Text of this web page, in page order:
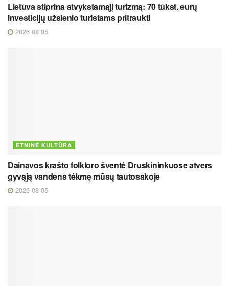
Lietuva stiprina atvykstamąjį turizmą: 70 tūkst. eurų
investicijų užsienio turistams pritraukti
2026 08 05
ETNINĖ KULTŪRA
Dainavos krašto folkloro šventė Druskininkuose atvers
gyvąją vandens tėkmę mūsų tautosakoje
2026 08 05